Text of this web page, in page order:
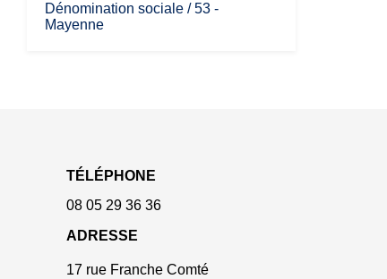
Dénomination sociale / 53 -
Mayenne
TÉLÉPHONE
08 05 29 36 36
ADRESSE
17 rue Franche Comté